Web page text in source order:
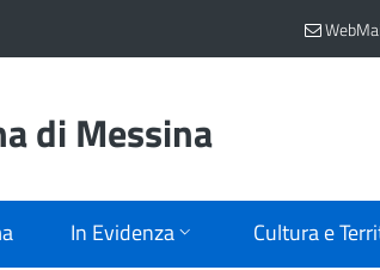
di Messina
In Evidenza Cultura e